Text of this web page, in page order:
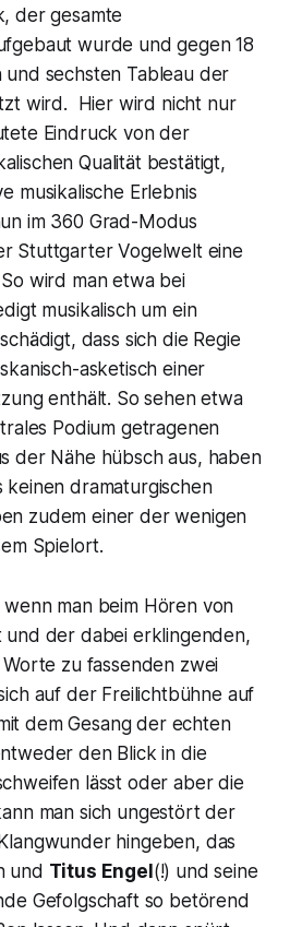
der gesamte
wurde und gegen 18
sechsten Tableau der
wird. Hier wird nicht nur
Eindruck von der
Qualität bestätigt,
musikalische Erlebnis
im 360 Grad-Modus
Stuttgarter Vogelwelt eine
wird man etwa bei
musikalisch um ein
dass sich die Regie
asketisch einer
enthält. So sehen etwa
Podium getragenen
der Nähe hübsch aus, haben
dramaturgischen
zudem einer der wenigen
Spielort.
wenn man beim Hören von
und der dabei erklingenden,
zu fassenden zwei
auf der Freilichtbühne auf
dem Gesang der echten
den Blick in die
lässt oder aber die
man sich ungestört der
hingeben, das
und Titus Engel (!) und seine
Gefolgschaft so betörend